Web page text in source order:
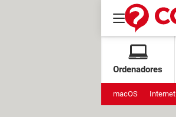
Ordenadores
macOS Internet